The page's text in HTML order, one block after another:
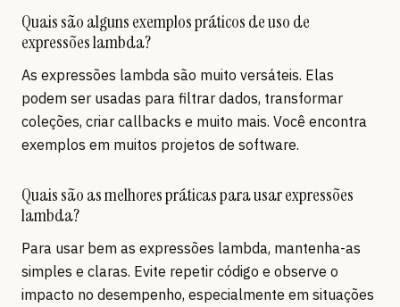
Quais são alguns exemplos práticos de uso de
expressões lambda?
As expressões lambda são muito versáteis. Elas
podem ser usadas para filtrar dados, transformar
coleções, criar callbacks e muito mais. Você encontra
exemplos em muitos projetos de software.
Quais são as melhores práticas para usar expressões
lambda?
Para usar bem as expressões lambda, mantenha-as
simples e claras. Evite repetir código e observe o
impacto no desempenho, especialmente em situações